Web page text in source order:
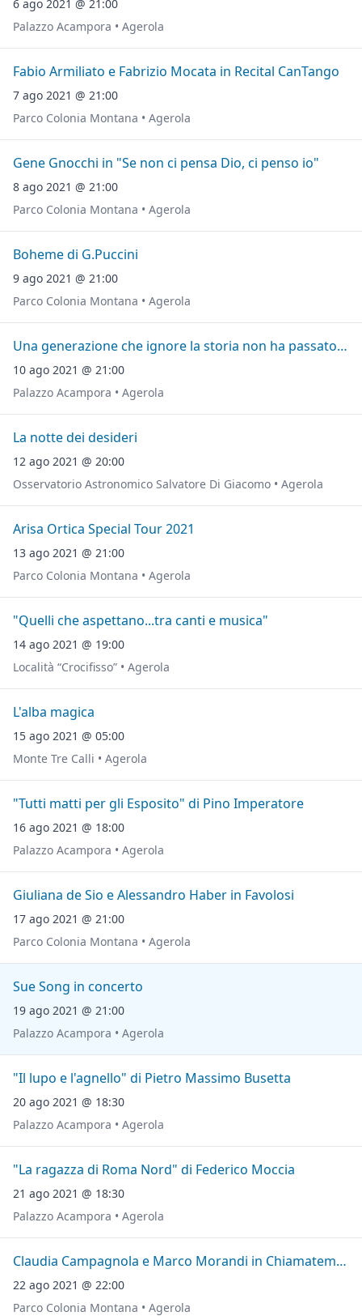
6 ago 2021 @ 21:00
Palazzo Acampora • Agerola
Fabio Armiliato e Fabrizio Mocata in Recital CanTango
7 ago 2021 @ 21:00
Parco Colonia Montana • Agerola
Gene Gnocchi in "Se non ci pensa Dio, ci penso io"
8 ago 2021 @ 21:00
Parco Colonia Montana • Agerola
Boheme di G.Puccini
9 ago 2021 @ 21:00
Parco Colonia Montana • Agerola
Una generazione che ignore la storia non ha passato ne' futuro
10 ago 2021 @ 21:00
Palazzo Acampora • Agerola
La notte dei desideri
12 ago 2021 @ 20:00
Osservatorio Astronomico Salvatore Di Giacomo • Agerola
Arisa Ortica Special Tour 2021
13 ago 2021 @ 21:00
Parco Colonia Montana • Agerola
"Quelli che aspettano...tra canti e musica"
14 ago 2021 @ 19:00
Località “Crocifisso” • Agerola
L'alba magica
15 ago 2021 @ 05:00
Monte Tre Calli • Agerola
"Tutti matti per gli Esposito" di Pino Imperatore
16 ago 2021 @ 18:00
Palazzo Acampora • Agerola
Giuliana de Sio e Alessandro Haber in Favolosi
17 ago 2021 @ 21:00
Parco Colonia Montana • Agerola
Sue Song in concerto
19 ago 2021 @ 21:00
Palazzo Acampora • Agerola
"Il lupo e l'agnello" di Pietro Massimo Busetta
20 ago 2021 @ 18:30
Palazzo Acampora • Agerola
"La ragazza di Roma Nord" di Federico Moccia
21 ago 2021 @ 18:30
Palazzo Acampora • Agerola
Claudia Campagnola e Marco Morandi in Chiamatemi Mimì
22 ago 2021 @ 22:00
Parco Colonia Montana • Agerola